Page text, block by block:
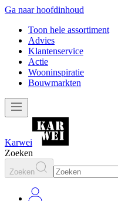
Ga naar hoofdinhoud
Toon hele assortiment
Advies
Klantenservice
Actie
Wooninspiratie
Bouwmarkten
Karwei
Zoeken
Zoeken